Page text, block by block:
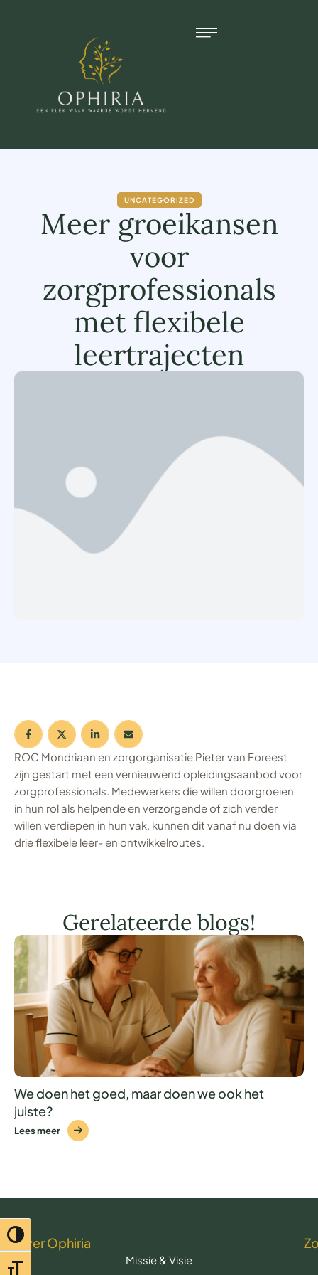
Toggle hoog contrast
Toggle lettertypegrootte
UNCATEGORIZED
Meer groeikansen
voor
zorgprofessionals
met flexibele
leertrajecten
ROC Mondriaan en zorgorganisatie Pieter van Foreest
zijn gestart met een vernieuwend opleidingsaanbod voor
zorgprofessionals. Medewerkers die willen doorgroeien
in hun rol als helpende en verzorgende of zich verder
willen verdiepen in hun vak, kunnen dit vanaf nu doen via
drie flexibele leer- en ontwikkelroutes.
Gerelateerde blogs!
We doen het goed, maar doen we ook het
juiste?
Lees meer
Over Ophiria
Missie & Visie